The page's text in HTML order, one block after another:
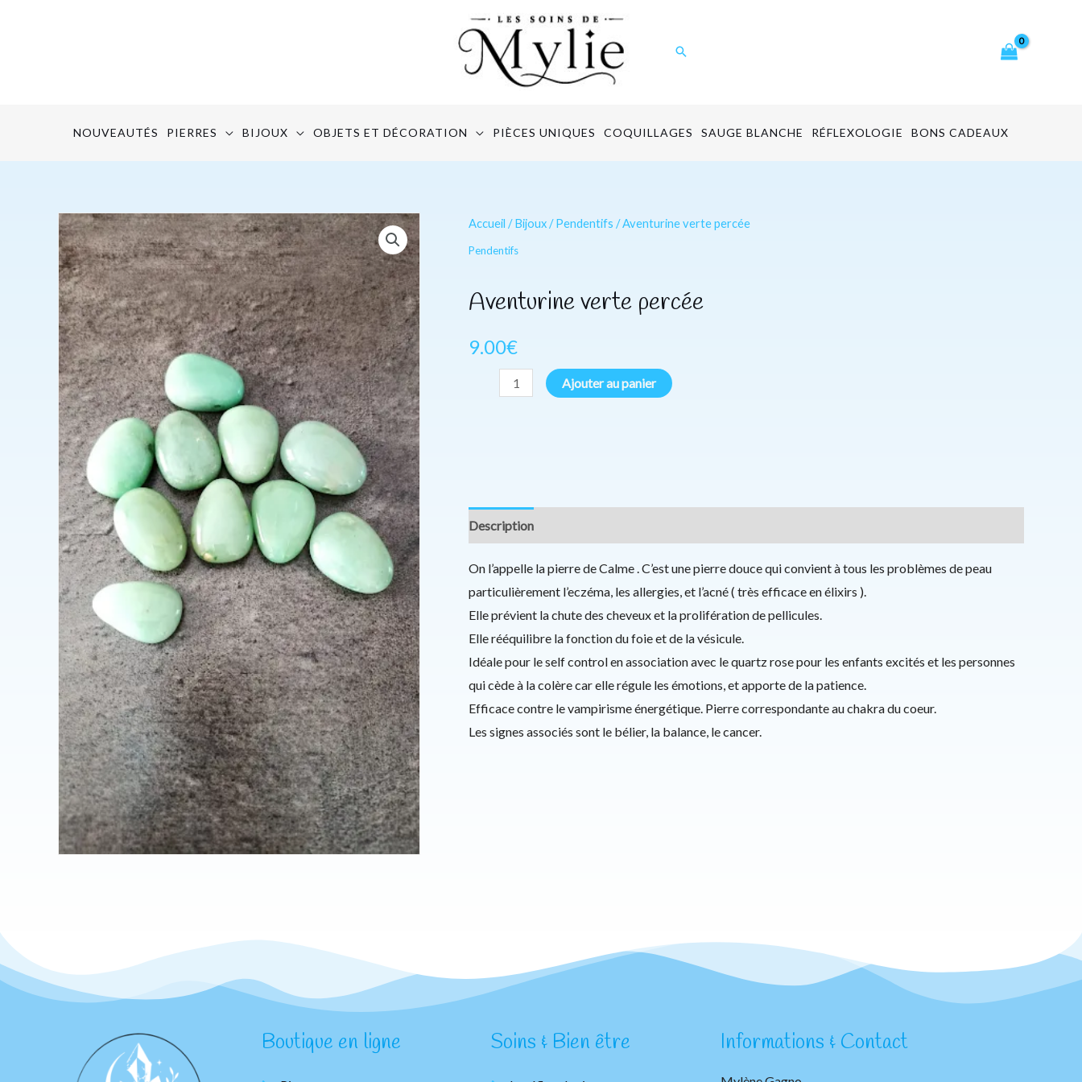
Rechercher
NOUVEAUTÉS PIERRES BIJOUX OBJETS ET DÉCORATION PIÈCES UNIQUES COQUILLAGES SAUGE BLANCHE RÉFLEXOLOGIE BONS CADEAUX
Accueil /Bijoux/Pendentifs / Aventurine verte percée
Pendentifs
Aventurine verte percée
9.00€
quantité
de
verte
Ajouter au panier
Description
On l’appelle la pierre de Calme . C’est une pierre douce qui convient à tous les problèmes de peau
particulièrement l’eczéma, les allergies, et l’acné ( très efficace en élixirs ).
Elle prévient la chute des cheveux et la prolifération de pellicules.
Elle rééquilibre la fonction du foie et de la vésicule.
Idéale pour le self control en association avec le quartz rose pour les enfants excités et les personnes
qui cède à la colère car elle régule les émotions, et apporte de la patience.
Efficace contre le vampirisme énergétique. Pierre correspondante au chakra du coeur.
Les signes associés sont le bélier, la balance, le cancer.
Boutique en ligne Soins & Bien être Informations & Contact